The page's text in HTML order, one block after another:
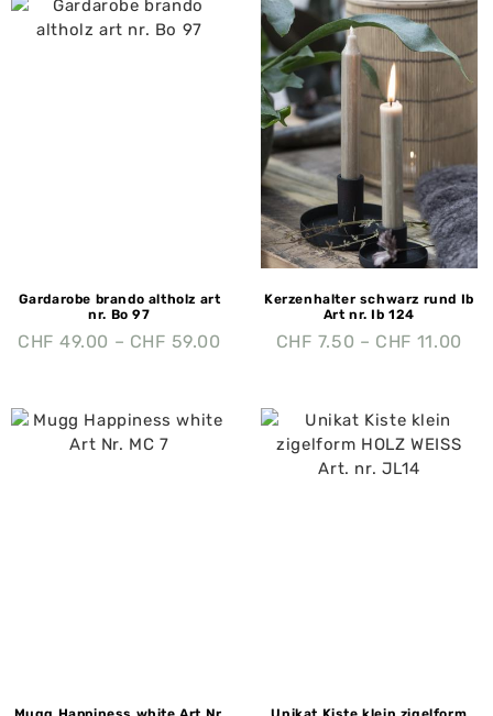
Gardarobe brando altholz art
nr. Bo 97
CHF 49.00 – CHF 59.00
Kerzenhalter schwarz rund Ib
Art nr. Ib 124
CHF 7.50 – CHF 11.00